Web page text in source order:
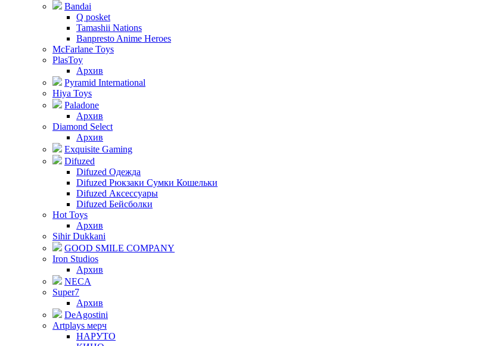
Bandai
Q posket
Tamashii Nations
Banpresto Anime Heroes
McFarlane Toys
PlasToy
Архив
Pyramid International
Hiya Toys
Paladone
Архив
Diamond Select
Архив
Exquisite Gaming
Difuzed
Difuzed Одежда
Difuzed Рюкзаки Сумки Кошельки
Difuzed Аксессуары
Difuzed Бейсболки
Hot Toys
Архив
Sihir Dukkani
GOOD SMILE COMPANY
Iron Studios
Архив
NECA
Super7
Архив
DeAgostini
Artplays мерч
НАРУТО